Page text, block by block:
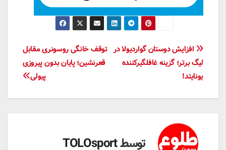
راهبری
نوشته
توقف خانگی روسونری مقابل
قعرنشین؛ پایان بدون پیروزی
پیولی
افزایش دوستان گواردیولا در
لیگ برتر؛ گزینه غافلگیرکننده
یونایتد!
توسطTOLOsport